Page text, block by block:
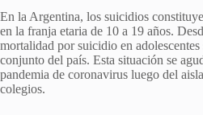
En la Argentina, los suicidios
en la franja etaria de 10 a 19 años.
mortalidad por suicidio en
conjunto del país. Esta situación se
pandemia de coronavirus luego del
colegios.